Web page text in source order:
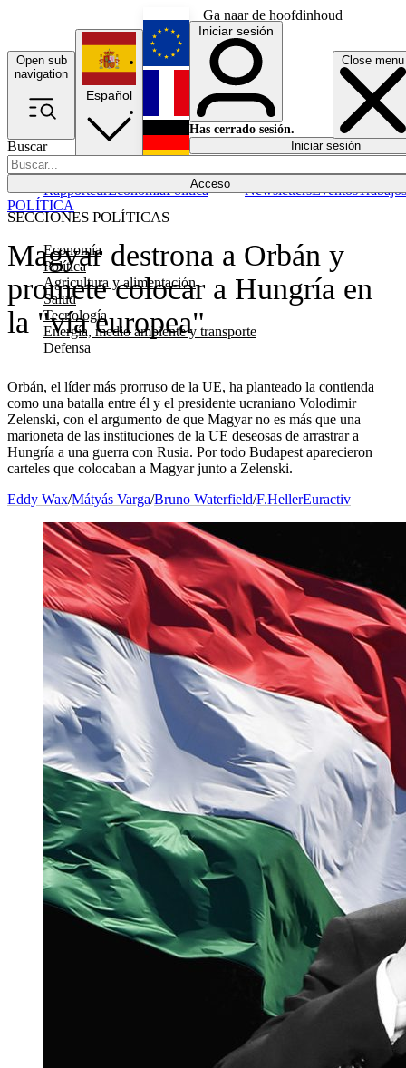
Ga naar de hoofdinhoud
Open sub
navigation
Close menu
Buscar
Acceso
SECCIONES POLÍTICAS
Economía
Política
Agricultura y alimentación
Salud
Tecnología
Energía, medio ambiente y transporte
Defensa
RapporteurEconomíaPolítica NewslettersEventosTrabajos
Español
English
Français
Iniciar sesión
Has cerrado sesión.
Iniciar sesión
Magyar destrona a Orbán y
promete colocar a Hungría en
la "vía europea"
Orbán, el líder más prorruso de la UE, ha planteado la contienda
como una batalla entre él y el presidente ucraniano Volodimir
Zelenski, con el argumento de que Magyar no es más que una
marioneta de las instituciones de la UE deseosas de arrastrar a
Hungría a una guerra con Rusia. Por todo Budapest aparecieron
carteles que colocaban a Magyar junto a Zelenski.
POLÍTICA
Eddy Wax/Mátyás Varga/Bruno Waterfield/F.HellerEuractiv